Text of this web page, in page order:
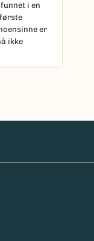
funnet i en
er
ikke